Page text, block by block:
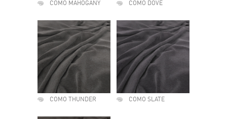
COMO MAHOGANY COMO DOVE
COMO THUNDER COMO SLATE